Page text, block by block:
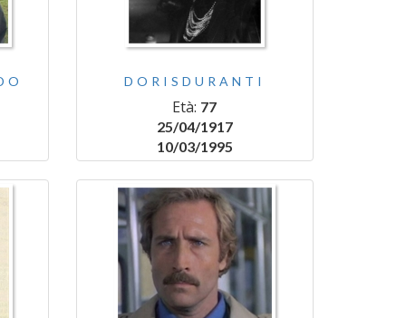
DORISDURANTI
Età: 77
25/04/1917
10/03/1995